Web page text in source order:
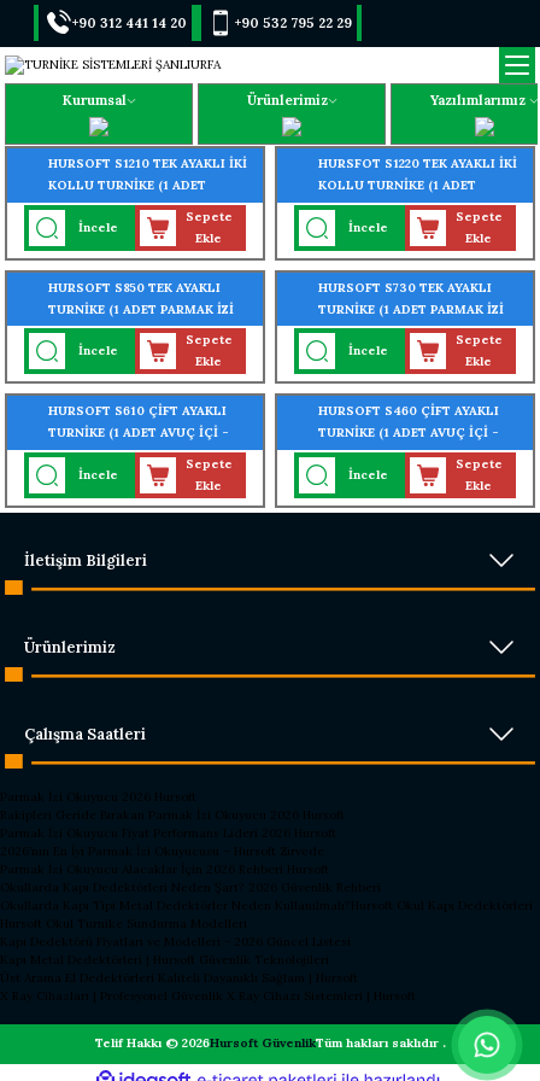
+90 312 441 14 20 +90 532 795 22 29
Kurumsal Ürünlerimiz Yazılımlarımız
HURSOFT S1210 TEK AYAKLI İKİ
KOLLU TURNİKE (1 ADET
PARMAK İZİ OKUYUCU
TURNİKEYE MONTELİ)
İncele
Sepete
Ekle
HURSFOT S1220 TEK AYAKLI İKİ
KOLLU TURNİKE (1 ADET
PARMAK İZİ OKUYUCU
TURNİKEYE MONTELİ)
İncele
Sepete
Ekle
HURSOFT S850 TEK AYAKLI
TURNİKE (1 ADET PARMAK İZİ
OKUYUCU TURNİKEYE
MONTELİ)
İncele
Sepete
Ekle
HURSOFT S730 TEK AYAKLI
TURNİKE (1 ADET PARMAK İZİ
OKUYUCU TURNİKEYE
MONTELİ)
İncele
Sepete
Ekle
HURSOFT S610 ÇİFT AYAKLI
TURNİKE (1 ADET AVUÇ İÇİ -
YÜZ - PARMAK İZİ OKUYUCU
TURNİKEYE MONTELİ)
İncele
Sepete
Ekle
HURSOFT S460 ÇİFT AYAKLI
TURNİKE (1 ADET AVUÇ İÇİ -
PARMAK İZİ OKUYUCU
TURNİKEYE MONTELİ)
İncele
Sepete
Ekle
İletişim Bilgileri
Ürünlerimiz
Çalışma Saatleri
Parmak İzi Okuyucu 2026 Hursoft
Rakipleri Geride Bırakan Parmak İzi Okuyucu 2026 Hursoft
Parmak İzi Okuyucu Fiyat Performans Lideri 2026 Hursoft
2026’nın En İyi Parmak İzi Okuyucusu – Hursoft Zirvede
Parmak İzi Okuyucu Alacaklar İçin 2026 Rehberi Hursoft
Okullarda Kapı Dedektörleri Neden Şart? 2026 Güvenlik Rehberi
Okullarda Kapı Tipi Metal Dedektörler Neden Kullanılmalı?Hursoft Okul Kapı Dedektörleri
Hursoft Okul Turnike Sundurma Modelleri
Kapı Dedektörü Fiyatları ve Modelleri - 2026 Güncel Listesi
Kapı Metal Dedektörleri | Hursoft Güvenlik Teknolojileri
Üst Arama El Dedektörleri Kaliteli Dayanıklı Sağlam | Hursoft
X Ray Cihazları | Profesyonel Güvenlik X Ray Cihazı Sistemleri | Hursoft
Telif Hakkı © 2026Hursoft GüvenlikTüm hakları saklıdır .